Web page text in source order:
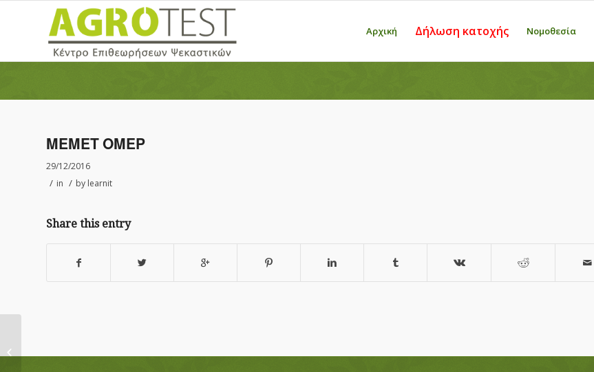
Αρχική Δήλωση κατοχής Νομοθεσία
ΜΕΜΕΤ ΟΜΕΡ
29/12/2016
/ in / by learnit
Share this entry